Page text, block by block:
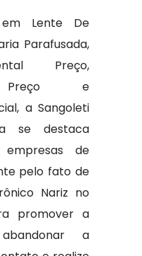
em Lente De
Parafusada,
Preço,
Preço e
a Sangoleti
se destaca
de
pelo fato de
Nariz no
promover a
a